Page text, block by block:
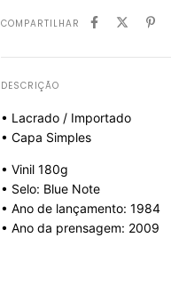
COMPARTILHAR
DESCRIÇÃO
• Lacrado / Importado
• Capa Simples
• Vinil 180g
• Selo: Blue Note
• Ano de lançamento: 1984
• Ano da prensagem: 2009